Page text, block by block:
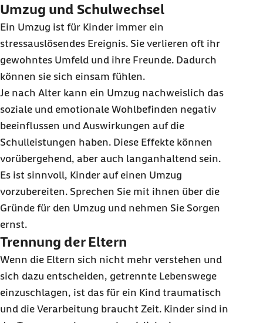
Umzug und Schulwechsel
Ein Umzug ist für Kinder immer ein
stressauslösendes Ereignis. Sie verlieren oft ihr
gewohntes Umfeld und ihre Freunde. Dadurch
können sie sich einsam fühlen.
Je nach Alter kann ein Umzug nachweislich das
soziale und emotionale Wohlbefinden negativ
beeinflussen und Auswirkungen auf die
Schulleistungen haben. Diese Effekte können
vorübergehend, aber auch langanhaltend sein.
Es ist sinnvoll, Kinder auf einen Umzug
vorzubereiten. Sprechen Sie mit ihnen über die
Gründe für den Umzug und nehmen Sie Sorgen
ernst.
Trennung der Eltern
Wenn die Eltern sich nicht mehr verstehen und
sich dazu entscheiden, getrennte Lebenswege
einzuschlagen, ist das für ein Kind traumatisch
und die Verarbeitung braucht Zeit. Kinder sind in